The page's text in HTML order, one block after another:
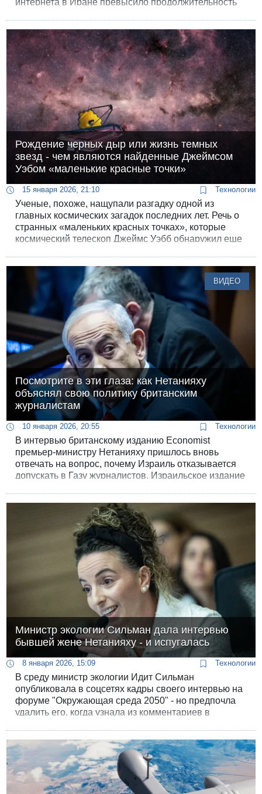
интернета в Иране превысило продолжительность
или регионального, по-прежнему нет. Ситуация в
Иране стала для Starlink Илона Маска не просто
гуманитарной миссией, но и важнейшей
демонстрацией возможностей.
Рождение черных дыр или жизнь темных
звезд - чем являются найденные Джеймсом
Уэбом «маленькие красные точки»
15 января 2026, 21:10 Технологии
Ученые, похоже, нащупали разгадку одной из
главных космических загадок последних лет. Речь о
странных «маленьких красных точках», которые
космический телескоп Джеймс Уэбб обнаружил еще
плотные газовые «одеяла».
ВИДЕО
Посмотрите в эти глаза: как Нетанияху
объяснял свою политику британским
журналистам
10 января 2026, 20:55 Технологии
В интервью британскому изданию Economist
премьер-министру Нетанияху пришлось вновь
отвечать на вопрос, почему Израиль отказывается
допускать в Газу журналистов. Израильское издание
премьер-министра в те минуты, когда он
сознательно и откровенно лжет собеседнику в глаза.
Министр экологии Сильман дала интервью
бывшей жене Нетанияху - и испугалась
8 января 2026, 15:09 Технологии
В среду министр экологии Идит Сильман
опубликовала в соцсетях кадры своего интервью на
форуме "Окружающая среда 2050" - но предпочла
удалить его, когда узнала из комментариев в